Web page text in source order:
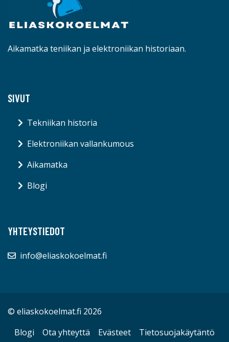
Aikamatka teniikan ja elektroniikan historiaan.
SIVUT
Tekniikan historia
Elektroniikan vallankumous
Aikamatka
Blogi
YHTEYSTIEDOT
info@eliaskokoelmat.fi
© eliaskokoelmat.fi 2026
Blogi
Ota yhteyttä Evästeet
Tietosuojakäytäntö